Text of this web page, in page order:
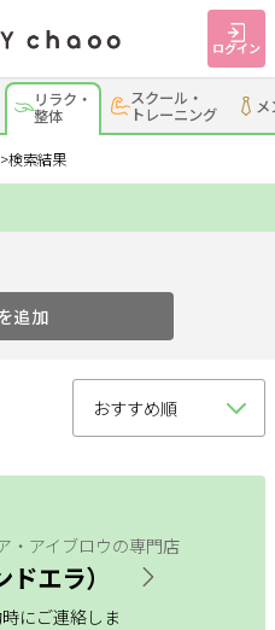
ログイン
てご利用の方
会員登録
エステ
リラク・
整体
スクール・
トレーニング メ
検索結果
追加
・アイブロウの専門店
エラ）
にご連絡しま
碧南・高浜
他
リンパ